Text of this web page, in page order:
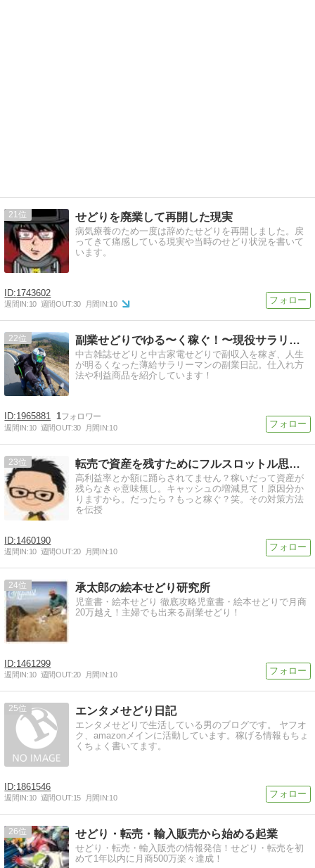
21 せどりを廃業して再開した現実
病気療養のため一度は辞めたせどりを再開しました。戻
ってきて痛感している現実や当時のせどり状況を書いて
います。
1743602
週間IN:10 週間OUT:30 月間IN:10
22 副業せどりでゆる〜く稼ぐ！〜現役サラリーマンの転売ブログ〜
中古雑誌せどりと中古家電せどりで副収入を稼ぎ、人生
が明るくなった薄給サラリーマンの副業日記。仕入れ方
法や利益商品を紹介しています！
1965881 1
週間IN:10 週間OUT:30 月間IN:10
23 転売で資産を残すためにフルスロットル思考になってみる
高利益率とか額に踊らされてません？稼いだって資産が
残らなきゃ意味無し。キャッシュの増減見て！原因分か
りますから。だったら？もっと稼ぐ？笑。その対策方法
を伝授
1460190
週間IN:10 週間OUT:20 月間IN:10
24 承太郎の絵本せどり研究所
児童書・絵本せどり 徹底攻略児童書・絵本せどりで月商
20万越え！主婦でも出来る副業せどり！
1461299
週間IN:10 週間OUT:20 月間IN:10
25 エンタメせどり日記
エンタメせどりで生活している男のブログです。 ヤフオ
ク、amazonメインに活動しています。稼げる情報もちょ
くちょく書いてます。
1861546
週間IN:10 週間OUT:15 月間IN:10
26 せどり・転売・輸入販売から始める起業
せどり・転売・輸入販売の情報発信！せどり・転売を初
めて1年以内に月商500万楽々達成！